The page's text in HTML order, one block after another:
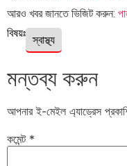
আরও খবর জানতে ভিজিট করুন:
বিষয়ঃ স্বাস্থ্য
মন্তব্য করুন
আপনার ই-মেইল এ্যাড্রেস
কমেন্ট *